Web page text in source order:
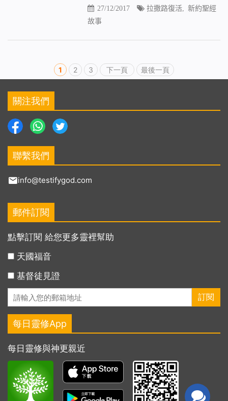
27/12/2017 拉撒路復活, 新約聖經
故事
1 2 3 下一頁 最後一頁
關注我們
聯繫我們
info@testifygod.com
郵件訂閱
點擊訂閱 給您更多靈裡幫助
天國福音
基督徒見證
每日靈修App
每日靈修與神更親近